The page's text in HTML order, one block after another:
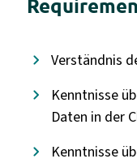
Verständnis
Kenntnisse
Daten in der
Kenntnisse